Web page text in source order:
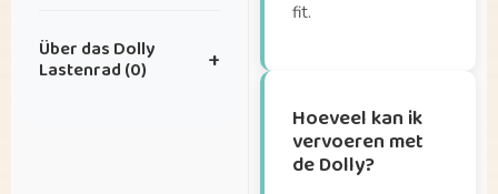
garantie?
Wat is de levertijd?
op één volle accu?
Hoeveel kan ik
testen?
Über das Dolly
Lastenrad (0) +
fit.
Hoeveel kan ik
vervoeren met
de Dolly?